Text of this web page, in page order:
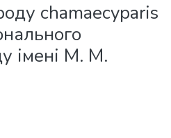
chamaecyparis
імені М. М.